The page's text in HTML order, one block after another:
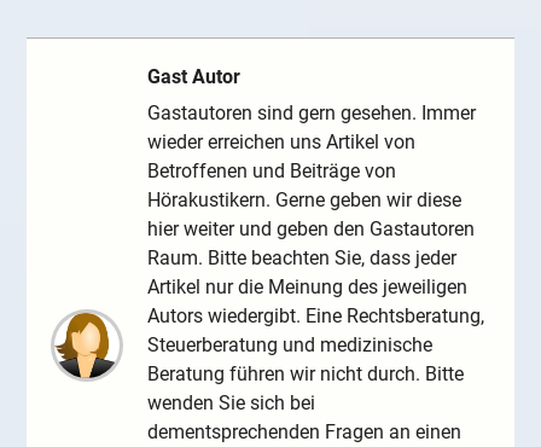
Gast Autor
Gastautoren sind gern gesehen. Immer
wieder erreichen uns Artikel von
Betroffenen und Beiträge von
Hörakustikern. Gerne geben wir diese
hier weiter und geben den Gastautoren
Raum. Bitte beachten Sie, dass jeder
Artikel nur die Meinung des jeweiligen
Autors wiedergibt. Eine Rechtsberatung,
Steuerberatung und medizinische
Beratung führen wir nicht durch. Bitte
wenden Sie sich bei
dementsprechenden Fragen an einen